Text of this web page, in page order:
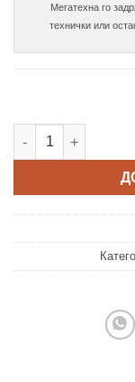
Мегатехна го
Чаура